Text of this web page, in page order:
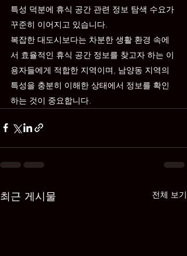
특성 덕분에 휴식 공간 관련 정보 탐색 수요가
꾸준히 이어지고 있습니다.
복잡한 대도시보다는 차분한 생활 환경 속에
서 효율적인 휴식 공간 정보를 찾고자 하는 이
용자들에게 적합한 지역이며, 남양동 지역의
특성을 충분히 이해한 상태에서 정보를 확인
하는 것이 중요합니다.
최근 게시물 전체 보기